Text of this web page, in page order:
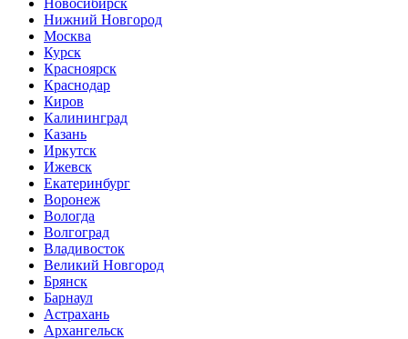
Новосибирск
Нижний Новгород
Москва
Курск
Красноярск
Краснодар
Киров
Калининград
Казань
Иркутск
Ижевск
Екатеринбург
Воронеж
Вологда
Волгоград
Владивосток
Великий Новгород
Брянск
Барнаул
Астрахань
Архангельск